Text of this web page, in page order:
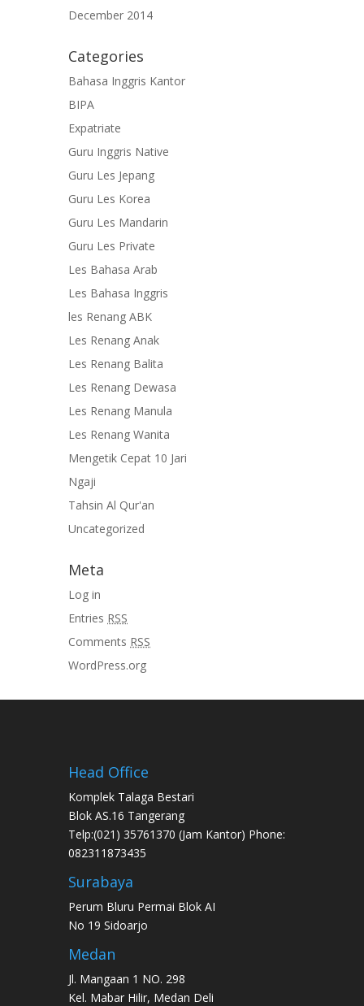
December 2014
Categories
Bahasa Inggris Kantor
BIPA
Expatriate
Guru Inggris Native
Guru Les Jepang
Guru Les Korea
Guru Les Mandarin
Guru Les Private
Les Bahasa Arab
Les Bahasa Inggris
les Renang ABK
Les Renang Anak
Les Renang Balita
Les Renang Dewasa
Les Renang Manula
Les Renang Wanita
Mengetik Cepat 10 Jari
Ngaji
Tahsin Al Qur'an
Uncategorized
Meta
Log in
Entries RSS
Comments RSS
WordPress.org
Head Office
Komplek Talaga Bestari
Blok AS.16 Tangerang
Telp:(021) 35761370 (Jam Kantor) Phone:
082311873435
Surabaya
Perum Bluru Permai Blok AI
No 19 Sidoarjo
Medan
Jl. Mangaan 1 NO. 298
Kel. Mabar Hilir, Medan Deli